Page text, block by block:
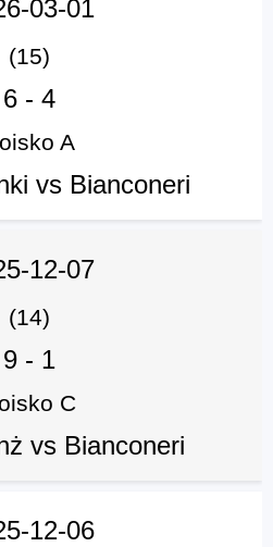
03-01
(15)
6 - 4
A
vs Bianconeri
12-07
(14)
9 - 1
C
vs Bianconeri
12-06